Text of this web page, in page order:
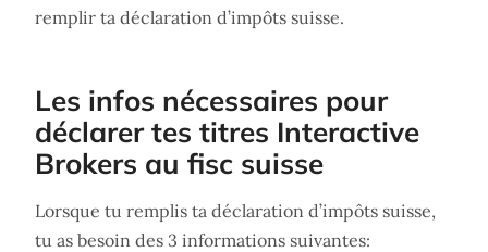
remplir ta déclaration d’impôts suisse.
Les infos nécessaires pour
déclarer tes titres Interactive
Brokers au fisc suisse
Lorsque tu remplis ta déclaration d’impôts suisse,
tu as besoin des 3 informations suivantes: